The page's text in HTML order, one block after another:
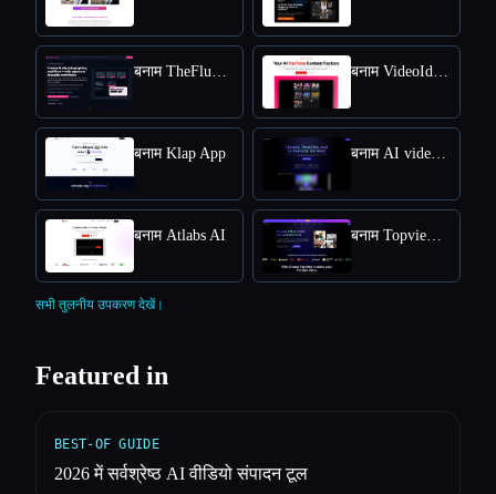
बनाम TheFluxTrain बनाम VideoIdeas AI
बनाम Klap App बनाम AI video editor
बनाम Atlabs AI बनाम Topview AI URL to Video
सभी तुलनीय उपकरण देखें।
Featured in
BEST-OF GUIDE
2026 में सर्वश्रेष्ठ AI वीडियो संपादन टूल